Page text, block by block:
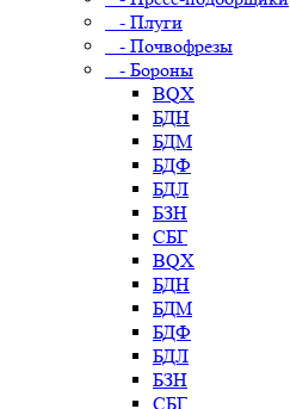
- Плуги
- Почвофрезы
- Бороны
BQX
БДН
БДМ
БДФ
БДЛ
БЗН
СБГ
BQX
БДН
БДМ
БДФ
БДЛ
БЗН
СБГ